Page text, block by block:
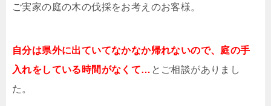
ご実家の庭の木の伐採をお考えのお客様。
自分は県外に出ていてなかなか帰れないので、庭の手
入れをしている時間がなくて… とご相談がありまし
た。